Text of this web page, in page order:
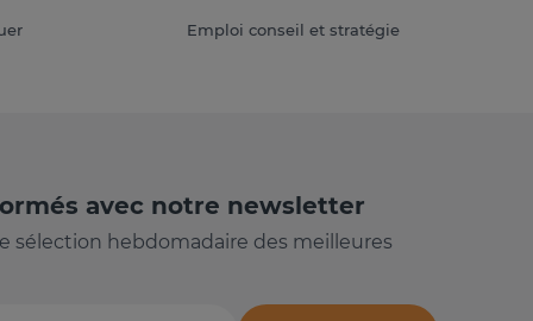
Emploi conseil et stratégie
avec notre newsletter
sélection hebdomadaire des meilleures